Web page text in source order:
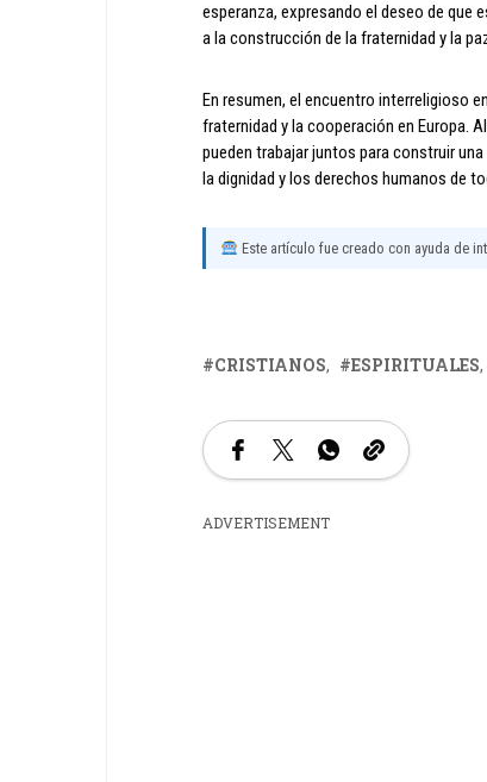
esperanza, expresando el deseo de que
a la construcción de la fraternidad y la
En resumen, el encuentro interreligioso
fraternidad y la cooperación en Europa.
pueden trabajar juntos para construir
la dignidad y los derechos humanos de
Este artículo fue creado con ayuda de
CRISTIANOS ESPIRITUALES
ADVERTISEMENT